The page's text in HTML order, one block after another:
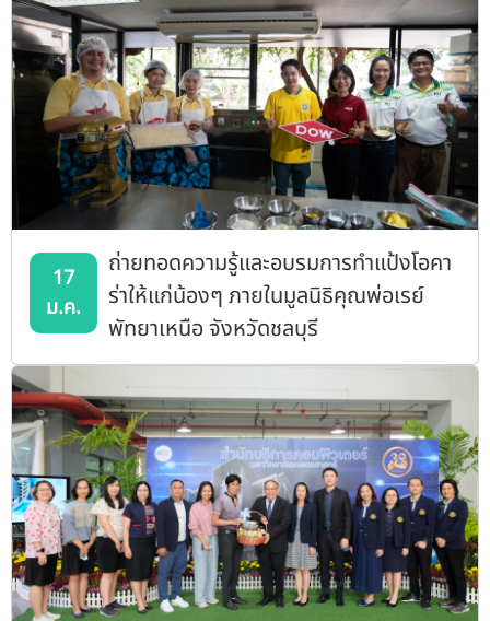
17
ม.ค.
ถ่ายทอดความรู้และอบรมการทำแป้งโอคา
ร่าให้แก่น้องๆ ภายในมูลนิธิคุณพ่อเรย์
พัทยาเหนือ จังหวัดชลบุรี